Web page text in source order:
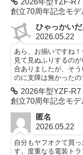
創立70周年記念モデ
ひゃっかい
2026.05.22
あら、お揃いですね
見て見ぬふりするの
合ありましたが、そ
のに支障は無かった
2026年型YZF-
創立70周年記念モデ
匿名
2026.05.22
自分もヤフオクて買
す。度重なる電装ト